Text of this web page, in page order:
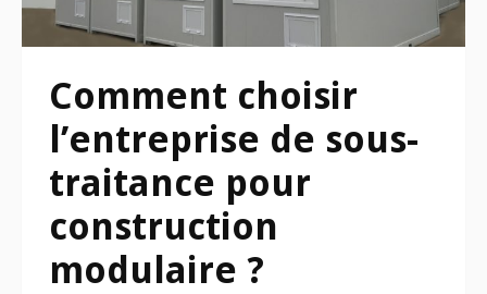
Comment choisir
l’entreprise de sous-
traitance pour
construction
modulaire ?